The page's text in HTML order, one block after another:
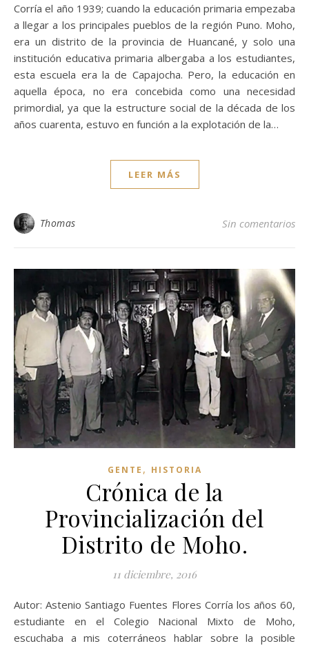
Corría el año 1939; cuando la educación primaria empezaba
a llegar a los principales pueblos de la región Puno. Moho,
era un distrito de la provincia de Huancané, y solo una
institución educativa primaria albergaba a los estudiantes,
esta escuela era la de Capajocha. Pero, la educación en
aquella época, no era concebida como una necesidad
primordial, ya que la estructure social de la década de los
años cuarenta, estuvo en función a la explotación de la…
LEER MÁS
Thomas Sin comentarios
GENTE , HISTORIA
Crónica de la
Provincialización del
Distrito de Moho.
11 diciembre, 2016
Autor: Astenio Santiago Fuentes Flores Corría los años 60,
estudiante en el Colegio Nacional Mixto de Moho,
escuchaba a mis coterráneos hablar sobre la posible